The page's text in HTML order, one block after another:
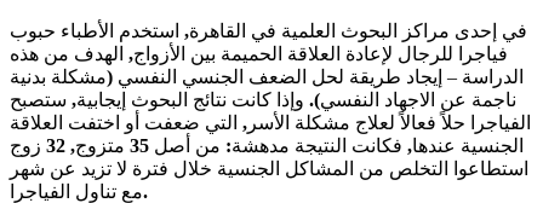
في إحدى مراكز البحوث العلمية في القاهرة, استخدم الأطباء حبوب
فياجرا للرجال لإعادة العلاقة الحميمة بين الأزواج, الهدف من هذه
الدراسة – إيجاد طريقة لحل الضعف الجنسي النفسي (مشكلة بدنية
ناجمة عن الاجهاد النفسي). وإذا كانت نتائج البحوث إيجابية, ستصبح
الفياجرا حلاً فعالاً لعلاج مشكلة الأسر , التي ضعفت أو اختفت العلاقة
الجنسية عندها, فكانت النتيجة مدهشة: من أصل 35 متزوج, 32
زوج
استطاعوا التخلص من المشاكل الجنسية خلال فترة لا تزيد عن شهر
مع تناول الفياجرا.